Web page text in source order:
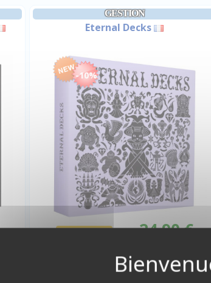
GESTION
Eternal Decks
-10%
Promo -10% 24,90 €